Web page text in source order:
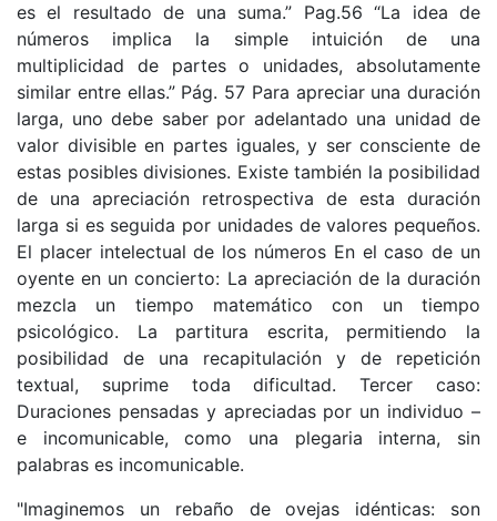
es el resultado de una suma.” Pag.56 “La idea de
números implica la simple intuición de una
multiplicidad de partes o unidades, absolutamente
similar entre ellas.” Pág. 57 Para apreciar una duración
larga, uno debe saber por adelantado una unidad de
valor divisible en partes iguales, y ser consciente de
estas posibles divisiones. Existe también la posibilidad
de una apreciación retrospectiva de esta duración
larga si es seguida por unidades de valores pequeños.
El placer intelectual de los números En el caso de un
oyente en un concierto: La apreciación de la duración
mezcla un tiempo matemático con un tiempo
psicológico. La partitura escrita, permitiendo la
posibilidad de una recapitulación y de repetición
textual, suprime toda dificultad. Tercer caso:
Duraciones pensadas y apreciadas por un individuo –
e incomunicable, como una plegaria interna, sin
palabras es incomunicable.
"Imaginemos un rebaño de ovejas idénticas: son